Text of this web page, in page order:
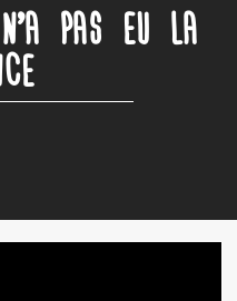
PAS EU LA